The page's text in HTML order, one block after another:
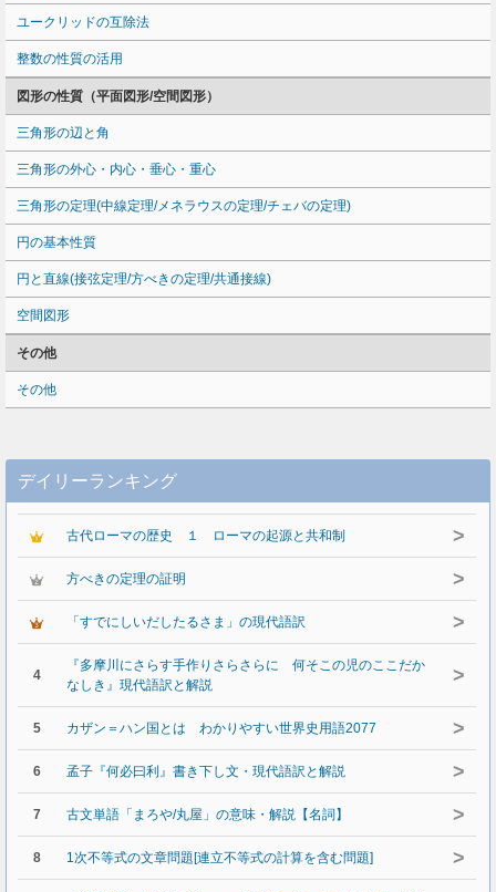
ユークリッドの互除法
整数の性質の活用
図形の性質（平面図形/空間図形）
三角形の辺と角
三角形の外心・内心・垂心・重心
三角形の定理(中線定理/メネラウスの定理/チェバの定理)
円の基本性質
円と直線(接弦定理/方べきの定理/共通接線)
空間図形
その他
その他
デイリーランキング
古代ローマの歴史 １ ローマの起源と共和制 >
方べきの定理の証明 >
「すでにしいだしたるさま」の現代語訳 >
4
『多摩川にさらす手作りさらさらに 何そこの児のここだか
なしき』現代語訳と解説
>
5 カザン＝ハン国とは わかりやすい世界史用語2077 >
6 孟子『何必曰利』書き下し文・現代語訳と解説 >
7 古文単語「まろや/丸屋」の意味・解説【名詞】 >
8 1次不等式の文章問題[連立不等式の計算を含む問題] >